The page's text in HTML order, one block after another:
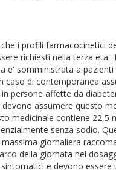
i profili farmacocinetici
richiesti nella terza
e' somministrata a pazienti
caso di contemporanea
persone affette da
assumere questo
medicinale contiene 22,5
senza sodio.
giornaliera
della giornata nel
e devono